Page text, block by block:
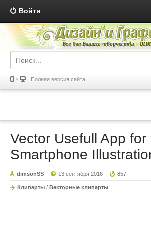
Войти
Полная версия сайта
Vector Usefull App for
Smartphone
dimsonSS 13 сентября 2016 857
Клипарты / Векторные клипарты